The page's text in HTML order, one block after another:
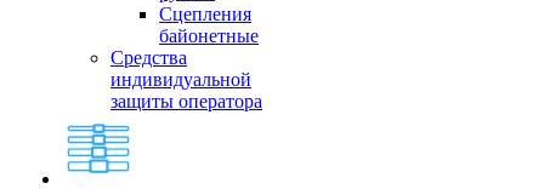
Сцепления
байонетные
Средства
индивидуальной
защиты оператора